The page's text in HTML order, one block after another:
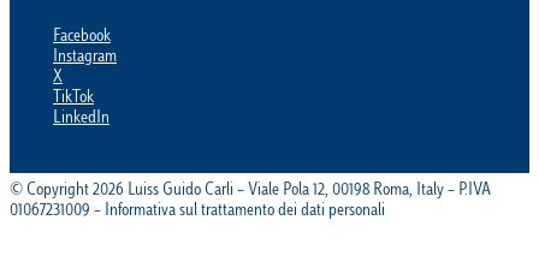
Facebook
Instagram
X
TikTok
LinkedIn
© Copyright 2026 Luiss Guido Carli – Viale Pola 12, 00198 Roma, Italy – P.IVA
01067231009 – Informativa sul trattamento dei dati personali